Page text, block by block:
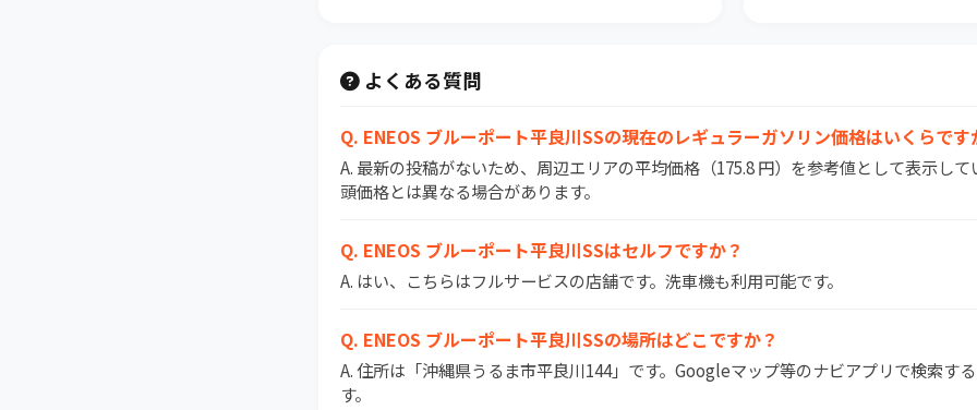
よくある質問
Q. ENEOS ブルーポート平良川SSの現在のレギュラーガソリン価格はいくらです
A. 最新の投稿がないため、周辺エリアの平均価格（175.8 円）を参考値として表示し
頭価格とは異なる場合があります。
Q. ENEOS ブルーポート平良川SSはセルフですか？
A. はい、こちらはフルサービスの店舗です。洗車機も利用可能です。
Q. ENEOS ブルーポート平良川SSの場所はどこですか？
A. 住所は「沖縄県うるま市平良川144」です。Googleマップ等のナビアプリで検索す
す。